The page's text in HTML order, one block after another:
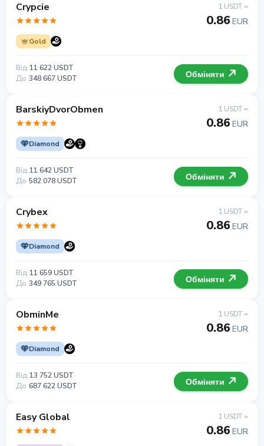
Crypcie
Gold
1 USDT =
0.86 EUR
Від 11 622 USDT
До 348 667 USDT Обміняти
BarskiyDvorObmen
Diamond
1 USDT =
0.86 EUR
Від 11 642 USDT
До 582 078 USDT Обміняти
Crybex
Diamond
1 USDT =
0.86 EUR
Від 11 659 USDT
До 349 765 USDT Обміняти
ObminMe
Diamond
1 USDT =
0.86 EUR
Від 13 752 USDT
До 687 622 USDT Обміняти
Easy Global 1 USDT =
0.86 EUR